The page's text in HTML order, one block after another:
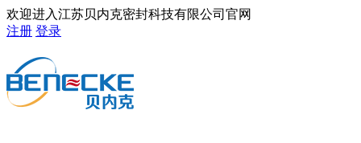
欢迎进入江苏贝内克密封科技有限公司官网
注册 登录